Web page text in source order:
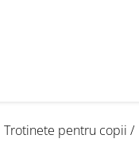
Trotinete pentru copii /